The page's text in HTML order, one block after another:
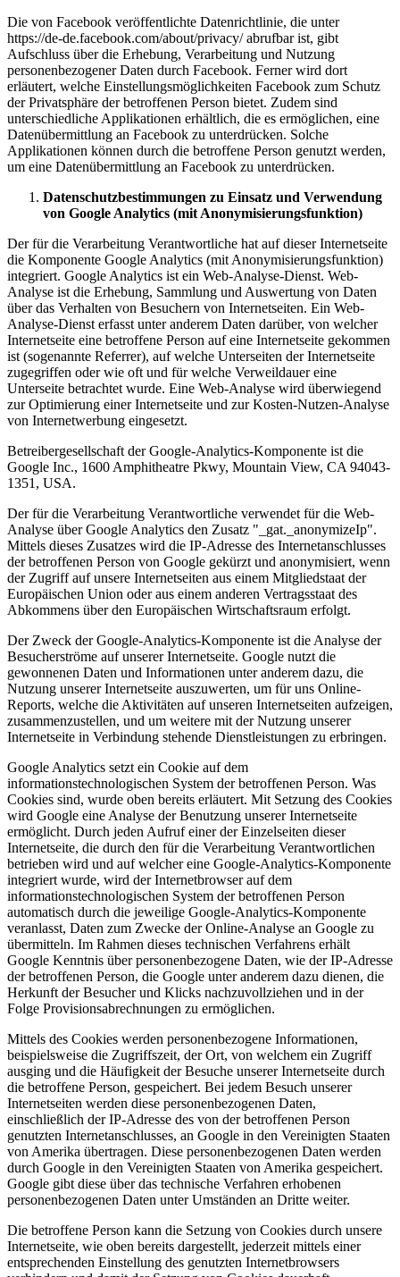
Die von Facebook veröffentlichte Datenrichtlinie, die unter
https://de-de.facebook.com/about/privacy/ abrufbar ist, gibt
Aufschluss über die Erhebung, Verarbeitung und Nutzung
personenbezogener Daten durch Facebook. Ferner wird dort
erläutert, welche Einstellungsmöglichkeiten Facebook zum Schutz
der Privatsphäre der betroffenen Person bietet. Zudem sind
unterschiedliche Applikationen erhältlich, die es ermöglichen, eine
Datenübermittlung an Facebook zu unterdrücken. Solche
Applikationen können durch die betroffene Person genutzt werden,
um eine Datenübermittlung an Facebook zu unterdrücken.
Datenschutzbestimmungen zu Einsatz und Verwendung
von Google Analytics (mit Anonymisierungsfunktion)
Der für die Verarbeitung Verantwortliche hat auf dieser Internetseite
die Komponente Google Analytics (mit Anonymisierungsfunktion)
integriert. Google Analytics ist ein Web-Analyse-Dienst. Web-
Analyse ist die Erhebung, Sammlung und Auswertung von Daten
über das Verhalten von Besuchern von Internetseiten. Ein Web-
Analyse-Dienst erfasst unter anderem Daten darüber, von welcher
Internetseite eine betroffene Person auf eine Internetseite gekommen
ist (sogenannte Referrer), auf welche Unterseiten der Internetseite
zugegriffen oder wie oft und für welche Verweildauer eine
Unterseite betrachtet wurde. Eine Web-Analyse wird überwiegend
zur Optimierung einer Internetseite und zur Kosten-Nutzen-Analyse
von Internetwerbung eingesetzt.
Betreibergesellschaft der Google-Analytics-Komponente ist die
Google Inc., 1600 Amphitheatre Pkwy, Mountain View, CA 94043-
1351, USA.
Der für die Verarbeitung Verantwortliche verwendet für die Web-
Analyse über Google Analytics den Zusatz "_gat._anonymizeIp".
Mittels dieses Zusatzes wird die IP-Adresse des Internetanschlusses
der betroffenen Person von Google gekürzt und anonymisiert, wenn
der Zugriff auf unsere Internetseiten aus einem Mitgliedstaat der
Europäischen Union oder aus einem anderen Vertragsstaat des
Abkommens über den Europäischen Wirtschaftsraum erfolgt.
Der Zweck der Google-Analytics-Komponente ist die Analyse der
Besucherströme auf unserer Internetseite. Google nutzt die
gewonnenen Daten und Informationen unter anderem dazu, die
Nutzung unserer Internetseite auszuwerten, um für uns Online-
Reports, welche die Aktivitäten auf unseren Internetseiten aufzeigen,
zusammenzustellen, und um weitere mit der Nutzung unserer
Internetseite in Verbindung stehende Dienstleistungen zu erbringen.
Google Analytics setzt ein Cookie auf dem
informationstechnologischen System der betroffenen Person. Was
Cookies sind, wurde oben bereits erläutert. Mit Setzung des Cookies
wird Google eine Analyse der Benutzung unserer Internetseite
ermöglicht. Durch jeden Aufruf einer der Einzelseiten dieser
Internetseite, die durch den für die Verarbeitung Verantwortlichen
betrieben wird und auf welcher eine Google-Analytics-Komponente
integriert wurde, wird der Internetbrowser auf dem
informationstechnologischen System der betroffenen Person
automatisch durch die jeweilige Google-Analytics-Komponente
veranlasst, Daten zum Zwecke der Online-Analyse an Google zu
übermitteln. Im Rahmen dieses technischen Verfahrens erhält
Google Kenntnis über personenbezogene Daten, wie der IP-Adresse
der betroffenen Person, die Google unter anderem dazu dienen, die
Herkunft der Besucher und Klicks nachzuvollziehen und in der
Folge Provisionsabrechnungen zu ermöglichen.
Mittels des Cookies werden personenbezogene Informationen,
beispielsweise die Zugriffszeit, der Ort, von welchem ein Zugriff
ausging und die Häufigkeit der Besuche unserer Internetseite durch
die betroffene Person, gespeichert. Bei jedem Besuch unserer
Internetseiten werden diese personenbezogenen Daten,
einschließlich der IP-Adresse des von der betroffenen Person
genutzten Internetanschlusses, an Google in den Vereinigten Staaten
von Amerika übertragen. Diese personenbezogenen Daten werden
durch Google in den Vereinigten Staaten von Amerika gespeichert.
Google gibt diese über das technische Verfahren erhobenen
personenbezogenen Daten unter Umständen an Dritte weiter.
Die betroffene Person kann die Setzung von Cookies durch unsere
Internetseite, wie oben bereits dargestellt, jederzeit mittels einer
entsprechenden Einstellung des genutzten Internetbrowsers